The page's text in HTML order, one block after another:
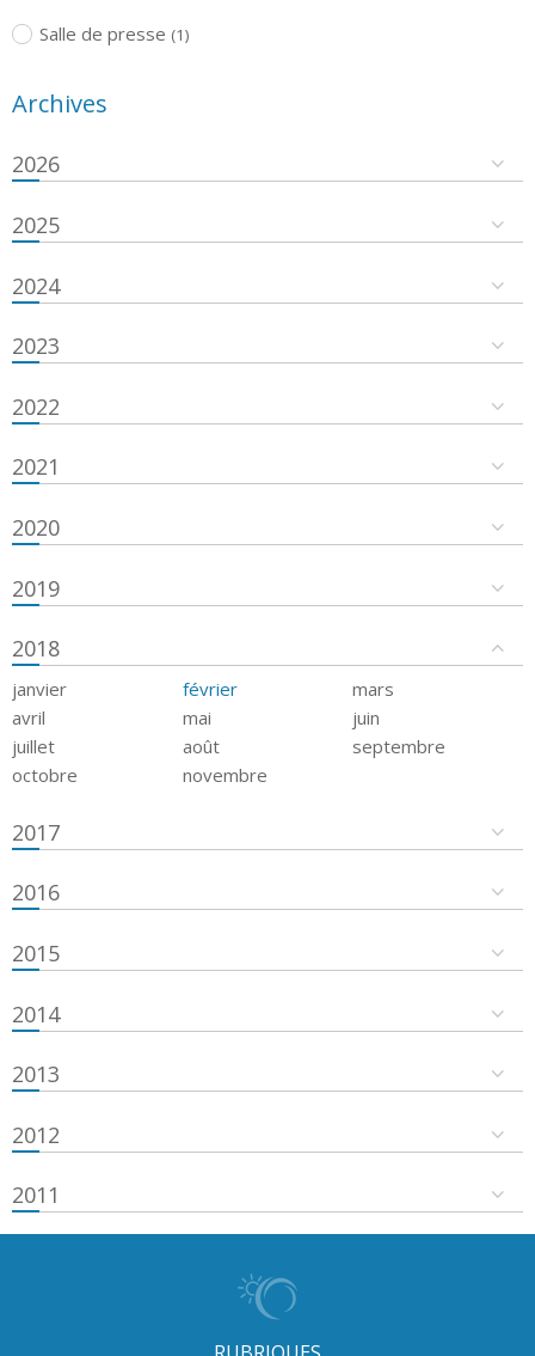
Salle de presse (1)
Archives
2026
2025
2024
2023
2022
2021
2020
2019
2018
janvier février
mars
avril
mai
juin
juillet
août
septembre
octobre
novembre
2017
2016
2015
2014
2013
2012
2011